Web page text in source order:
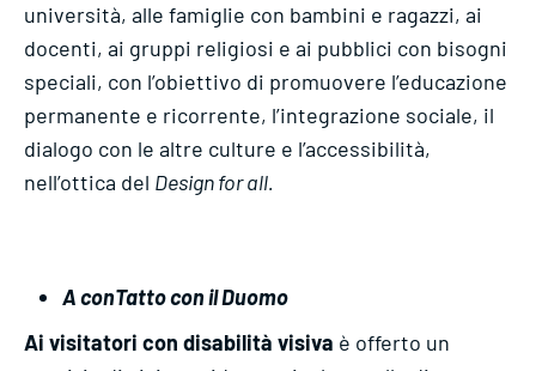
università, alle famiglie con bambini e ragazzi, ai
docenti, ai gruppi religiosi e ai pubblici con bisogni
speciali, con l’obiettivo di promuovere l’educazione
permanente e ricorrente, l’integrazione sociale, il
dialogo con le altre culture e l’accessibilità,
nell’ottica del Design for all.
A conTatto con il Duomo
Ai visitatori con disabilità visiva è offerto un